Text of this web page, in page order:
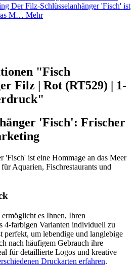
Der Filz-Schlüsselanhänger 'Fisch' ist
M… Mehr
"Fisch
Filz | Rot (RT529) | 1-
'Fisch': Frischer
'Fisch' ist eine Hommage an das Meer
Aquarien, Fischrestaurants und
es Ihnen, Ihren
4-farbigen Varianten individuell zu
perfekt, um lebendige und langlebige
nach häufigem Gebrauch ihre
für detaillierte Logos und kreative
Druckarten erfahren.